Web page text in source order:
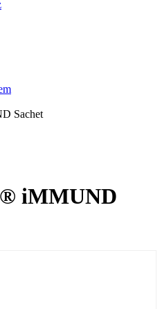
Sachet
iMMUND